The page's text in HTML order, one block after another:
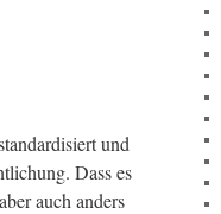
und
Dass es
auch anders